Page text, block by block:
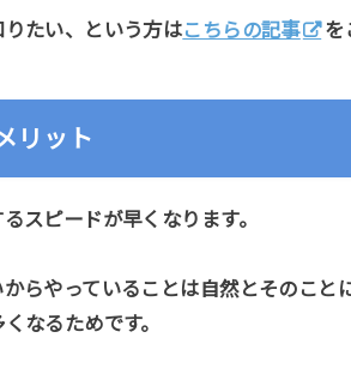
たい、という方はこちらの記事 を
リット
スピードが早くなります。
らやっていることは自然とそのこと
なるためです。